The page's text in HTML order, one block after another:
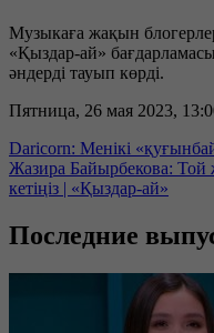
Музыкаға жақын
«Қыздар-ай»
әндерді тауып көрді.
Пятница, 26 мая 2023,
Daricorn: Менікі
Жазира Байырбекова: Той
кетіңіз | «Қыздар-ай»
Последние